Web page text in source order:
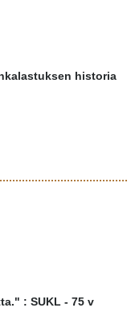
historia
: SUKL - 75 v